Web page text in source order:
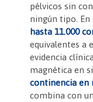
pélvicos sin
ningún tipo. En
hasta 11.000
equivalentes a
evidencia
magnética en
continencia en
combina con